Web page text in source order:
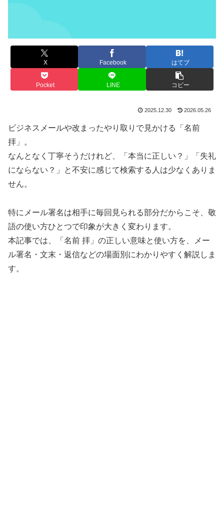
X Facebook はてブ
Pocket LINE コピー
2025.12.30 2026.05.26
ビジネスメールや改まったやり取りで見かける「名前
拝」。
なんとなく丁寧そうだけれど、「本当に正しい？」「失礼
にならない？」と不安に感じて検索する人は少なくありま
せん。
特にメール署名は相手に毎回見られる部分だからこそ、敬
語の使い方ひとつで印象が大きく変わります。
本記事では、「名前 拝」の正しい意味と使い方を、メー
ル署名・文末・返信などの場面別にわかりやすく解説しま
す。